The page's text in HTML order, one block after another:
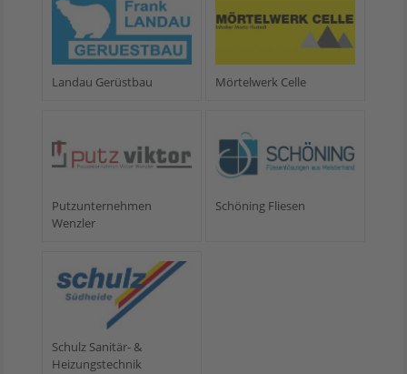
Landau Gerüstbau Mörtelwerk Celle
Putzunternehmen
Wenzler
Schöning Fliesen
Schulz Sanitär- &
Heizungstechnik